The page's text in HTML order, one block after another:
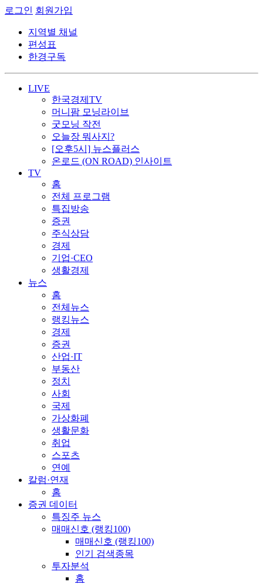
로그인 회원가입
지역별 채널
편성표
한경구독
LIVE
한국경제TV
머니팜 모닝라이브
굿모닝 작전
오늘장 뭐사지?
[오후5시] 뉴스플러스
온로드 (ON ROAD) 인사이트
TV
홈
전체 프로그램
특집방송
증권
주식상담
경제
기업·CEO
생활경제
뉴스
홈
전체뉴스
랭킹뉴스
경제
증권
산업·IT
부동산
정치
사회
국제
가상화폐
생활문화
취업
스포츠
연예
칼럼·연재
홈
증권 데이터
특징주 뉴스
매매신호 (랭킹100)
매매신호 (랭킹100)
인기 검색종목
투자분석
홈